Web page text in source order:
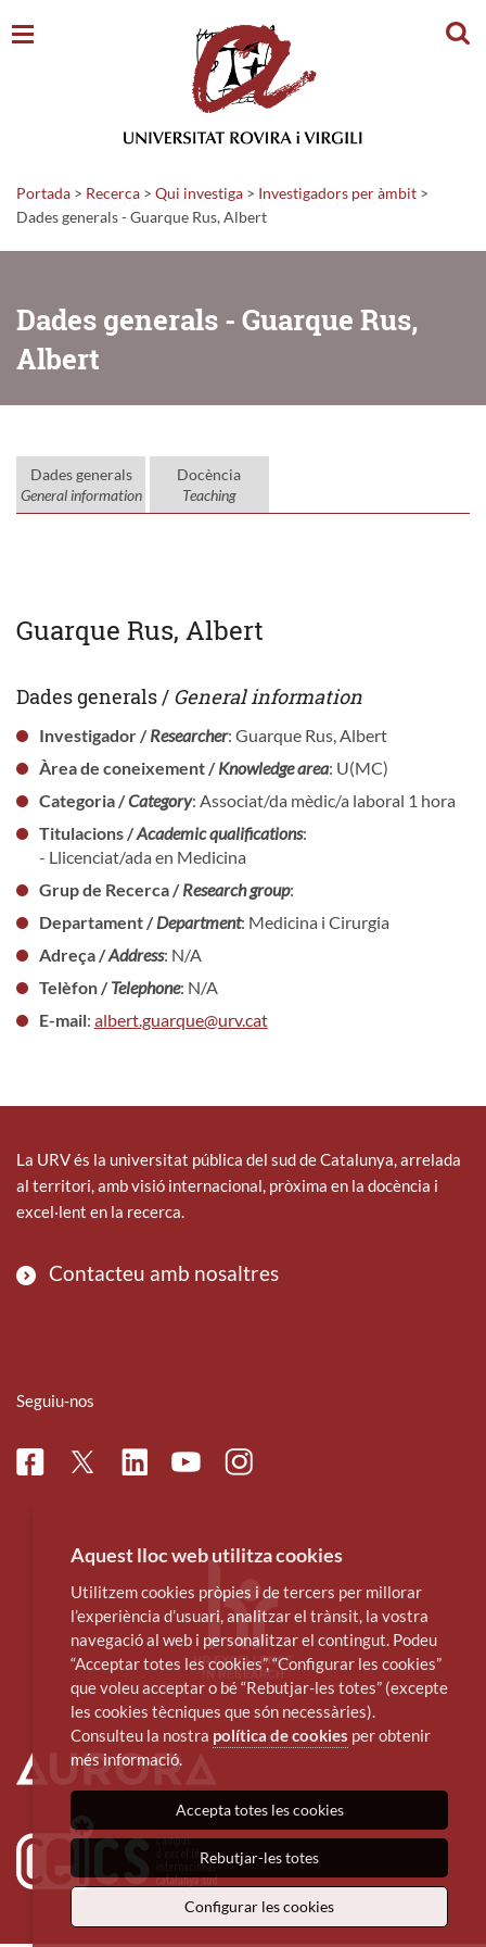
Portada > Recerca > Qui investiga > Investigadors per àmbit >
Dades generals - Guarque Rus, Albert
Dades generals - Guarque Rus,
Albert
Dades generals
General information
Docència
Teaching
Guarque Rus, Albert
Dades generals / General information
Investigador /Researcher: Guarque Rus, Albert
Àrea de coneixement /Knowledge area: U(MC)
Categoria /Category: Associat/da mèdic/a laboral 1 hora
Titulacions /Academic qualifications:
- Llicenciat/ada en Medicina
Grup de Recerca /Research group:
Departament /Department: Medicina i Cirurgia
Adreça /Address: N/A
Telèfon /Telephone: N/A
E-mail: albert.guarque@urv.cat
La URV és la universitat pública del sud de Catalunya, arrelada
al territori, amb visió internacional, pròxima en la docència i
excel·lent en la recerca.
Contacteu amb nosaltres
Seguiu-nos
FacebookTwitterLinkedinYoutubeInstagram
Aquest lloc web utilitza cookies
Utilitzem cookies pròpies i de tercers per millorar
l’experiència d’usuari, analitzar el trànsit, la vostra
navegació al web i personalitzar el contingut. Podeu
“Acceptar totes les cookies”, “Configurar les cookies”
que voleu acceptar o bé “Rebutjar-les totes” (excepte
les cookies tècniques que són necessàries).
Consulteu la nostra política de cookies per obtenir
més informació.
Accepta totes les cookies
Rebutjar-les totes
Configurar les cookies